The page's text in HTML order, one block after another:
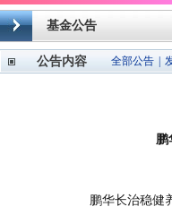
基金公告
公告内容 全部公告
鹏
鹏华长治稳健